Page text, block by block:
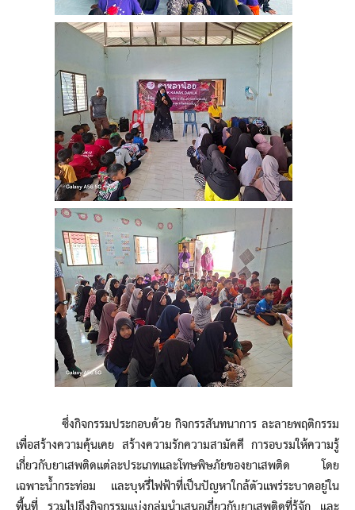
ซึ่งกิจกรรมประกอบด้วย กิจกรรสันทนาการ ละลายพฤติกรรม
เพื่อสร้างความคุ้นเคย สร้างความรักความสามัคคี การอบรมให้ความรู้
เกี่ยวกับยาเสพติดแต่ละประเภทและโทษพิษภัยของยาเสพติด โดย
เฉพาะน้ำกระท่อม และบุหรี่ไฟฟ้าที่เป็นปัญหาใกล้ตัวแพร่ระบาดอยู่ใน